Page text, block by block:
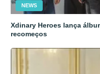
NEWS
Xdinary Heroes lança
recomeços